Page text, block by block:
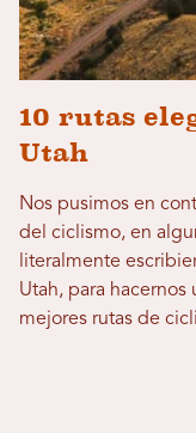
10 rutas
Utah
Nos pusimos en
del ciclismo, en
literalmente
Utah, para
mejores rutas de